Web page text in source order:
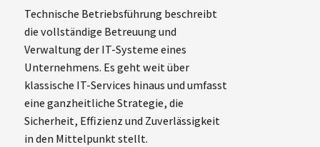
Technische Betriebsführung beschreibt
die vollständige Betreuung und
Verwaltung der IT-Systeme eines
Unternehmens. Es geht weit über
klassische IT-Services hinaus und umfasst
eine ganzheitliche Strategie, die
Sicherheit, Effizienz und Zuverlässigkeit
in den Mittelpunkt stellt.